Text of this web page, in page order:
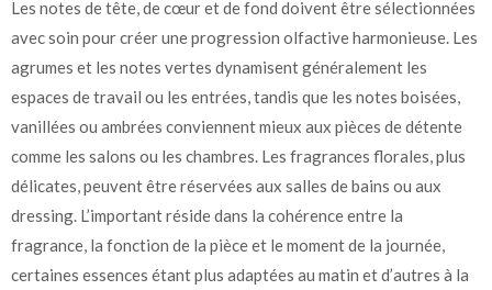
Les notes de tête, de cœur et de fond doivent être sélectionnées
avec soin pour créer une progression olfactive harmonieuse. Les
agrumes et les notes vertes dynamisent généralement les
espaces de travail ou les entrées, tandis que les notes boisées,
vanillées ou ambrées conviennent mieux aux pièces de détente
comme les salons ou les chambres. Les fragrances florales, plus
délicates, peuvent être réservées aux salles de bains ou aux
dressing. L’important réside dans la cohérence entre la
fragrance, la fonction de la pièce et le moment de la journée,
certaines essences étant plus adaptées au matin et d’autres à la